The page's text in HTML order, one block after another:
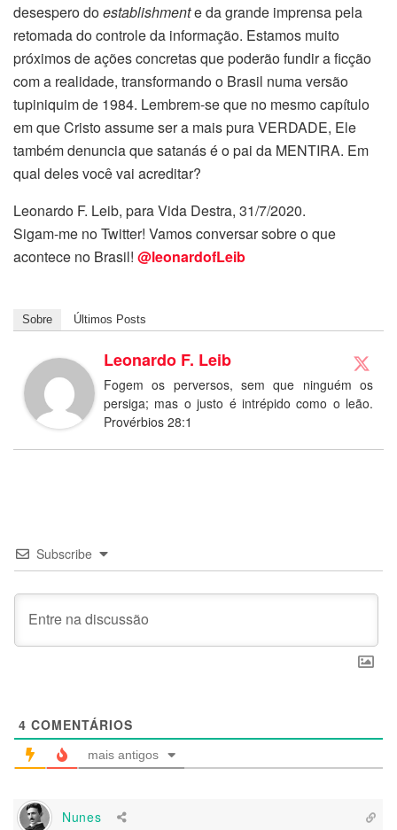
desespero doestablishmente da grande imprensa pela
retomada do controle da informação. Estamos muito
próximos de ações concretas que poderão fundir a ficção
com a realidade, transformando o Brasil numa versão
tupiniquim de 1984. Lembrem-se que no mesmo capítulo
em que Cristo assume ser a mais pura VERDADE, Ele
também denuncia que satanás é o pai da MENTIRA. Em
qual deles você vai acreditar?
Leonardo F. Leib, para Vida Destra, 31/7/2020.
Sigam-me no Twitter! Vamos conversar sobre o que
acontece no Brasil! @leonardofLeib
Sobre Últimos Posts
Leonardo F. Leib
Fogem os perversos, sem que ninguém os
persiga; mas o justo é intrépido como o leão.
Provérbios 28:1
Subscribe
4 COMENTÁRIOS
mais antigos
Nunes